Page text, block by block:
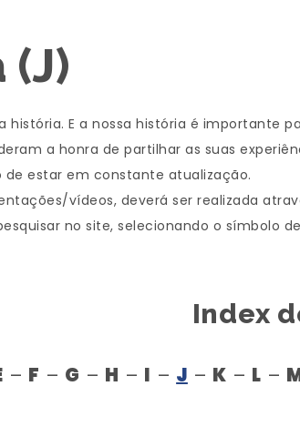
história. E a nossa história é importante
a honra de partilhar as suas
estar em constante atualização.
vídeos, deverá ser realizada
no site, selecionando o símbolo
Index
– F – G – H – I – J – K – L –